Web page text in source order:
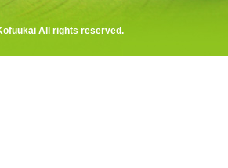
All rights reserved.